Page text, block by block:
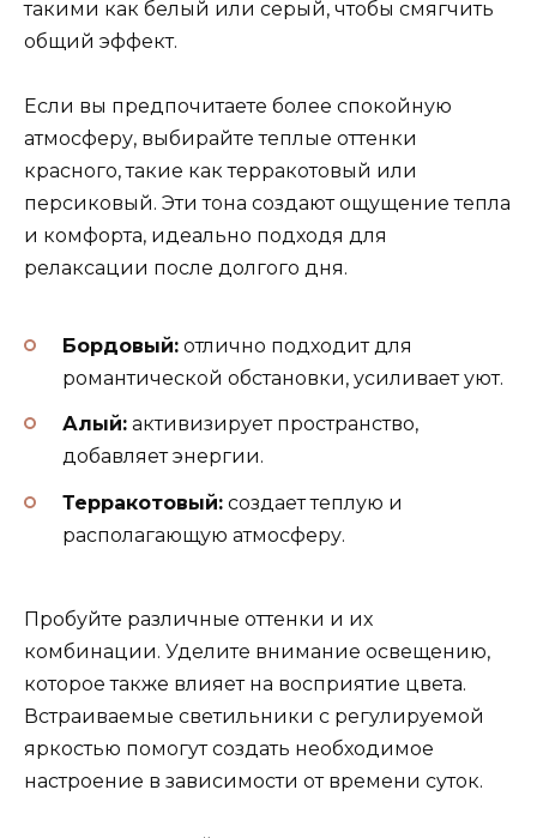
такими как белый или серый, чтобы смягчить
общий эффект.
Если вы предпочитаете более спокойную
атмосферу, выбирайте теплые оттенки
красного, такие как терракотовый или
персиковый. Эти тона создают ощущение тепла
и комфорта, идеально подходя для
релаксации после долгого дня.
Бордовый: отлично подходит для
романтической обстановки, усиливает уют.
Алый: активизирует пространство,
добавляет энергии.
Терракотовый: создает теплую и
располагающую атмосферу.
Пробуйте различные оттенки и их
комбинации. Уделите внимание освещению,
которое также влияет на восприятие цвета.
Встраиваемые светильники с регулируемой
яркостью помогут создать необходимое
настроение в зависимости от времени суток.